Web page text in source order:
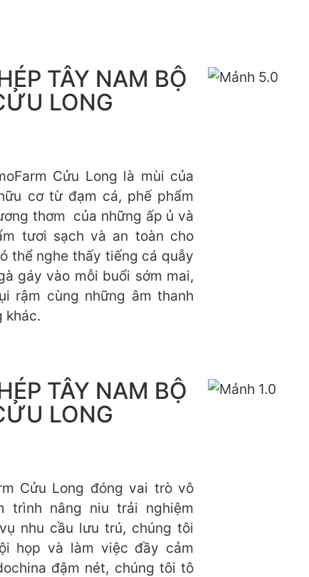
TÂY NAM BỘ
LONG
Cửu Long là mùi của
cơ từ đạm cá, phế phẩm
thơm của những ấp ủ và
tươi sạch và an toàn cho
thể nghe thấy tiếng cá quẫy
gáy vào mỗi buổi sớm mai,
rậm cùng những âm thanh
khác.
TÂY NAM BỘ
LONG
Cửu Long đóng vai trò vô
trình nâng niu trải nghiệm
nhu cầu lưu trú, chúng tôi
họp và làm việc đầy cảm
đậm nét, chúng tôi tô